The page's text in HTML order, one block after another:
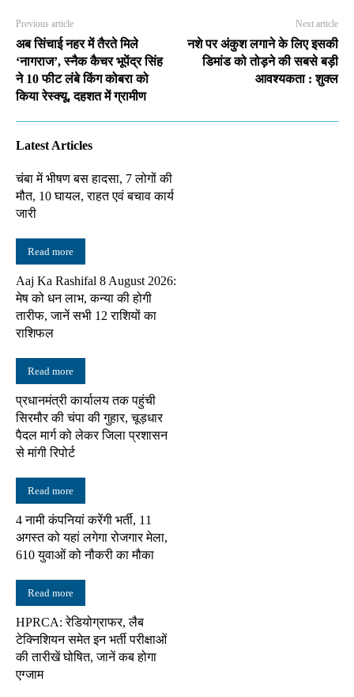
Previous article
अब सिंचाई नहर में तैरते मिले
‘नागराज’, स्नैक कैचर भूपेंद्र सिंह
ने 10 फीट लंबे किंग कोबरा को
किया रेस्क्यू, दहशत में ग्रामीण
Next article
नशे पर अंकुश लगाने के लिए इसकी
डिमांड को तोड़ने की सबसे बड़ी
आवश्यकता : शुक्ल
Latest Articles
चंबा में भीषण बस हादसा, 7 लोगों की
मौत, 10 घायल, राहत एवं बचाव कार्य
जारी
Read more
Aaj Ka Rashifal 8 August 2026:
मेष को धन लाभ, कन्या की होगी
तारीफ, जानें सभी 12 राशियों का
राशिफल
Read more
प्रधानमंत्री कार्यालय तक पहुंची
सिरमौर की चंपा की गुहार, चूड़धार
पैदल मार्ग को लेकर जिला प्रशासन
से मांगी रिपोर्ट
Read more
4 नामी कंपनियां करेंगी भर्ती, 11
अगस्त को यहां लगेगा रोजगार मेला,
610 युवाओं को नौकरी का मौका
Read more
HPRCA: रेडियोग्राफर, लैब
टेक्निशियन समेत इन भर्ती परीक्षाओं
की तारीखें घोषित, जानें कब होगा
एग्जाम